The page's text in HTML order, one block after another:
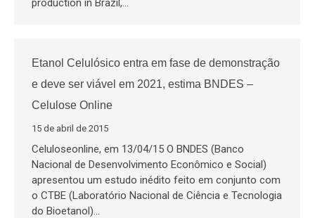
production in Brazil,…
Etanol Celulósico entra em fase de demonstração
e deve ser viável em 2021, estima BNDES –
Celulose Online
15 de abril de 2015
Celuloseonline, em 13/04/15 O BNDES (Banco
Nacional de Desenvolvimento Econômico e Social)
apresentou um estudo inédito feito em conjunto com
o CTBE (Laboratório Nacional de Ciência e Tecnologia
do Bioetanol)…